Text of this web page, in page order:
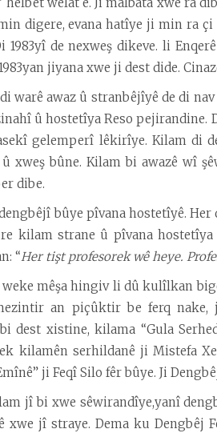
digere, evana hatîye ji min ra çi
1983yî de nexweş dikeve. li
jiyana xwe ji dest dide.
warê awaz û stranbêjîyê de di
û hostetîya Reso pejirandine.
gelemperî lêkirîye. Kilam di
û xweş bûne. Kilam bi awazê wî
dibe.
bûye pîvana hostetîyê.
re kilam strane û pîvana
“Her tişt profesorek wê heye.
weke mêşa hingiv li dû kulîlkan
an piçûktir be ferq
dest xistine, kilama “Gula
kilamên serhildanê ji Mistefa
ji Feqî Silo fêr bûye. Ji
jî bi xwe sêwirandîye,yanî
xwe jî straye. Dema ku Dengbêj